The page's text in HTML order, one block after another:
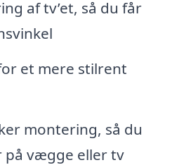
af tv’et, så du får
et mere stilrent
montering, så du
på vægge eller tv